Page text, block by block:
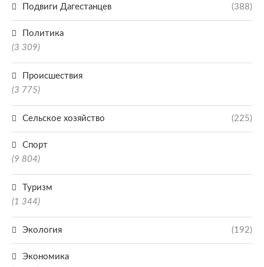
Подвиги Дагестанцев (388)
Политика
(3 309)
Происшествия
(3 775)
Сельское хозяйство (225)
Спорт
(9 804)
Туризм
(1 344)
Экология (192)
Экономика